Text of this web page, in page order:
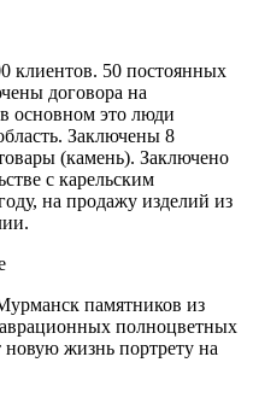
клиентов. 50 постоянных
договора на
основном это люди
Заключены 8
(камень). Заключено
с карельским
на продажу изделий из
памятников из
полноцветных
жизнь портрету на